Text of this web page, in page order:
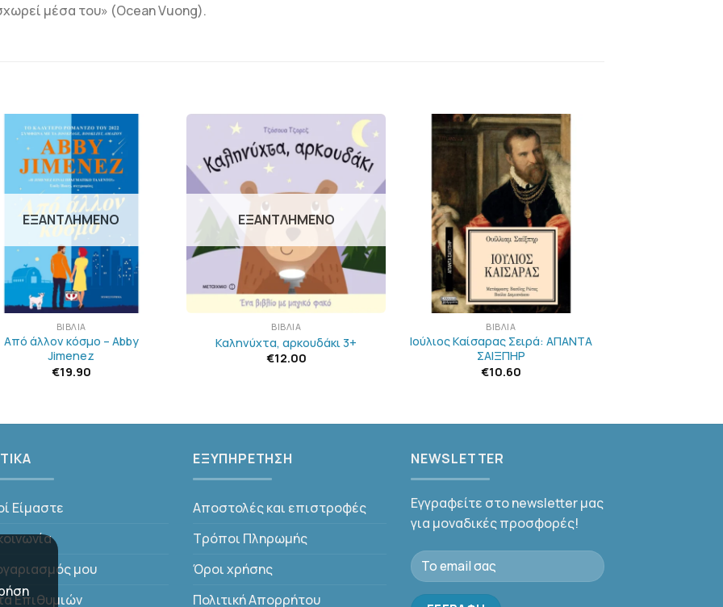
μέσα του» (Ocean Vuong).
ΠΡΟΣΘΉΚΗ
ΣΤΗΝ
ΛΊΣΤΑ
ΕΠΙΘΥΜΙΏΝ
ΕΞΑΝΤΛΗΜΈΝΟ
ΒΙΒΛΊΑ
Από άλλον κόσμο – Abby
Jimenez
€19.90
ΠΡΟΣΘΉΚΗ
ΛΊΣΤΑ
ΕΠΙΘΥΜΙΏΝ
ΕΞΑΝΤΛΗΜΈΝΟ
ΒΙΒΛΊΑ
Καληνύχτα, αρκουδάκι 3+
€12.00
ΠΡΟΣΘΉΚΗ
ΣΤΗΝ
ΛΊΣΤΑ
ΕΠΙΘΥΜΙΏΝ
ΒΙΒΛΊΑ
Ιούλιος Καίσαρας Σειρά: ΑΠΑΝΤΑ
ΣΑΙΞΠΗΡ
€10.60
Είμαστε
μου
Επιθυμιών
ΕΞΥΠΗΡΕΤΗΣΗ
Αποστολές και επιστροφές
Τρόποι Πληρωμής
Όροι χρήσης
Πολιτική Απορρήτου
NEWSLETTER
Εγγραφείτε στο newsletter μας
για μοναδικές προσφορές!